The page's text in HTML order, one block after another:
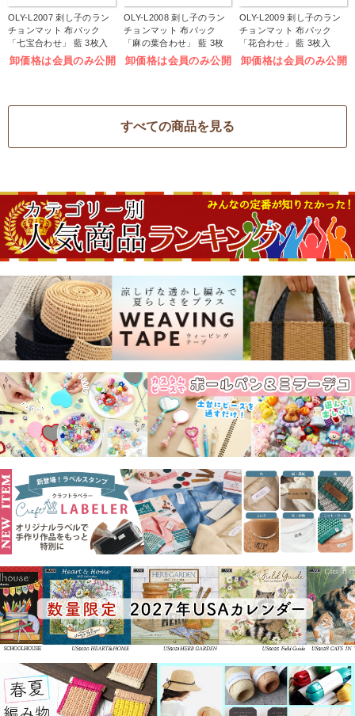
OLY-L2007 刺し子のラン
チョンマット 布パック
「七宝合わせ」 藍 3枚入
(袋)
卸価格は会員のみ公開
OLY-L2008 刺し子のラン
チョンマット 布パック
「麻の葉合わせ」 藍 3枚
入 (袋)
卸価格は会員のみ公開
OLY-L2009 刺し子のラン
チョンマット 布パック
「花合わせ」 藍 3枚入
(袋)
卸価格は会員のみ公開
すべての商品を見る